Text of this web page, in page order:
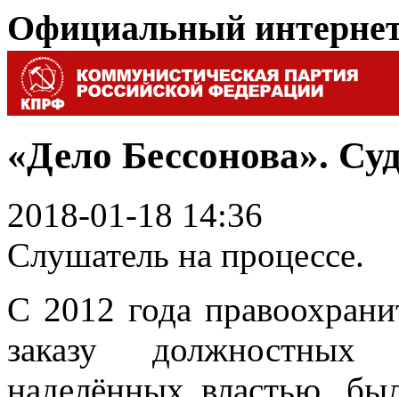
Официальный
«Дело Бессонова».
2018-01-18 14:36
Слушатель на процессе.
С 2012 года
заказу
наделённых властью,